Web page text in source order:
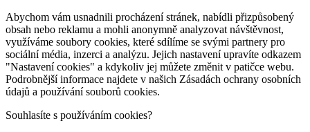
Abychom vám usnadnili procházení stránek, nabídli přizpůsobený
obsah nebo reklamu a mohli anonymně analyzovat návštěvnost,
využíváme soubory cookies, které sdílíme se svými partnery pro
sociální média, inzerci a analýzu. Jejich nastavení upravíte odkazem
"Nastavení cookies" a kdykoliv jej můžete změnit v patičce webu.
Podrobnější informace najdete v našich Zásadách ochrany osobních
údajů a používání souborů cookies.
Souhlasíte s používáním cookies?